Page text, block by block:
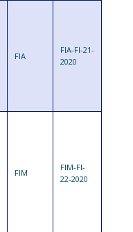
FIA
FIA-FI-21-
2020
FIM
FIM-FI-
22-2020